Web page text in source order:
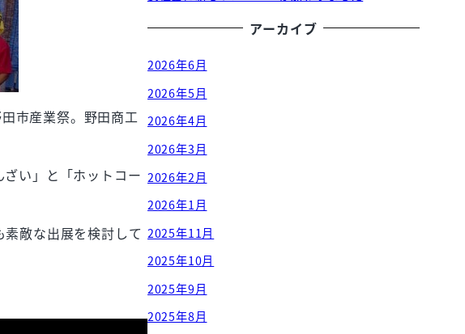
市産業祭。野田商工
い」と「ホットコー
敵な出展を検討して
アーカイブ
2026年6月
2026年5月
2026年4月
2026年3月
2026年2月
2026年1月
2025年11月
2025年10月
2025年9月
2025年8月